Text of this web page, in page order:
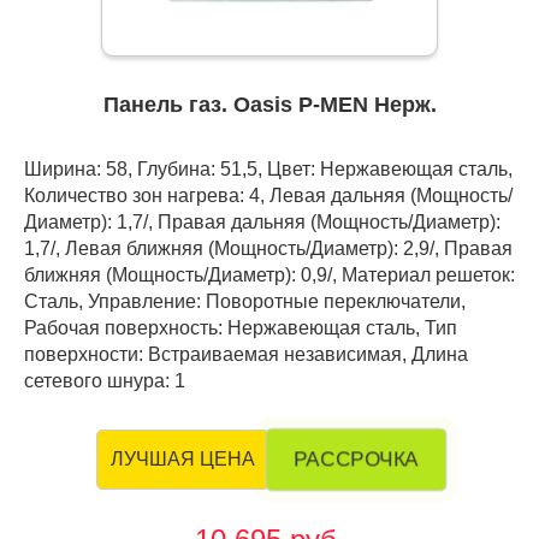
Панель газ. Oasis P-MEN Нерж.
Ширина: 58, Глубина: 51,5, Цвет: Нержавеющая сталь,
Количество зон нагрева: 4, Левая дальняя (Мощность/
Диаметр): 1,7/, Правая дальняя (Мощность/Диаметр):
1,7/, Левая ближняя (Мощность/Диаметр): 2,9/, Правая
ближняя (Мощность/Диаметр): 0,9/, Материал решеток:
Сталь, Управление: Поворотные переключатели,
Рабочая поверхность: Нержавеющая сталь, Тип
поверхности: Встраиваемая независимая, Длина
сетевого шнура: 1
ЛУЧШАЯ ЦЕНА РАССРОЧКА